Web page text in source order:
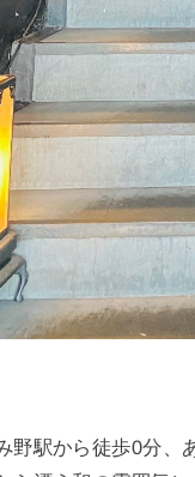
野駅から徒歩0分、